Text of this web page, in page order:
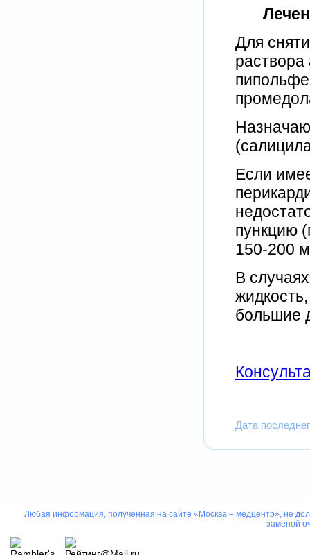
Для
раствора
Если
пункцию
150-200
В
большие
Дата
Любая информация, полученная на сайте «Москва – медцентр», не
заменой